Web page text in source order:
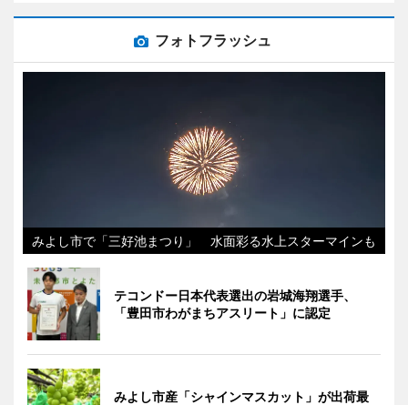
フォトフラッシュ
みよし市で「三好池まつり」 水面彩る水上スターマインも
テコンドー日本代表選出の岩城海翔選手、
「豊田市わがまちアスリート」に認定
みよし市産「シャインマスカット」が出荷最